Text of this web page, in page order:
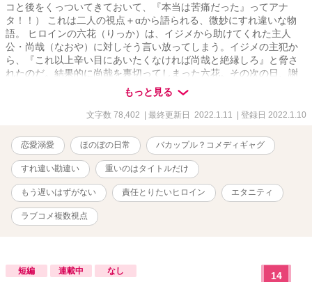
コと後をくっついてきておいて、『本当は苦痛だった』ってアナ
タ！！） これは二人の視点＋αから語られる、微妙にすれ違いな物
語。 ヒロインの六花（りっか）は、イジメから助けてくれた主人
公・尚哉（なおや）に対しそう言い放ってしまう。イジメの主犯か
ら、『これ以上辛い目にあいたくなければ尚哉と絶縁しろ』と脅さ
れたのだ。結果的に尚哉を裏切ってしまった六花。その次の日、謝
ることもできずに尚哉一家は引っ越しをしてしまう。 それから数年
後。高校二年にまで成長した六花は、尚哉が自分の高校に編入して
くることを知る。過去の罪深さを改めて自覚し、断罪も無視も……
ち受ける審判は── ※重たいタイトルに反して、よくある幼馴染み絶
縁ざまぁでも今さらもう遅いでもありません。むしろ激甘コメディ
系。ヒロインの方は悲観的で、奴隷になってでも断罪ざまぁをされ
る気マンマンですが。
もっと見る
文字数 78,402 | 最終更新日 2022.1.11 | 登録日 2022.1.10
恋愛溺愛 ほのぼの日常 バカップル？コメディギャグ
すれ違い勘違い 重いのはタイトルだけ
もう遅いはずがない 責任とりたいヒロイン エタニティ
ラブコメ複数視点
短編 連載中 なし 14